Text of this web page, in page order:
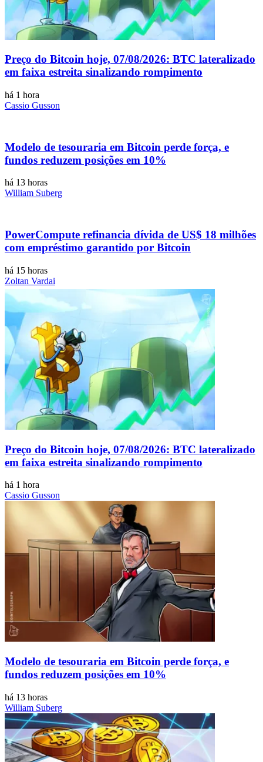
Preço do Bitcoin hoje, 07/08/2026: BTC lateralizado
em faixa estreita sinalizando rompimento
há 1 hora
Cassio Gusson
Modelo de tesouraria em Bitcoin perde força, e
fundos reduzem posições em 10%
há 13 horas
William Suberg
PowerCompute refinancia dívida de US$ 18 milhões
com empréstimo garantido por Bitcoin
há 15 horas
Zoltan Vardai
Preço do Bitcoin hoje, 07/08/2026: BTC lateralizado
em faixa estreita sinalizando rompimento
há 1 hora
Cassio Gusson
Modelo de tesouraria em Bitcoin perde força, e
fundos reduzem posições em 10%
há 13 horas
William Suberg